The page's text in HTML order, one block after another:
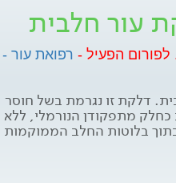
עור חלבית
לפורום הפעיל - רפואת עור -
דלקת זו נגרמת בשל חוסר
מתפקודן הנורמלי, ללא
בלוטות החלב הממוקמות
החלב יוצאת צינורית
דרך אותה צינורית, עובר על